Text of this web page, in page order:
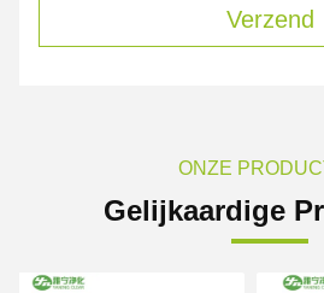
Verzend
ONZE
Gelijkaardige